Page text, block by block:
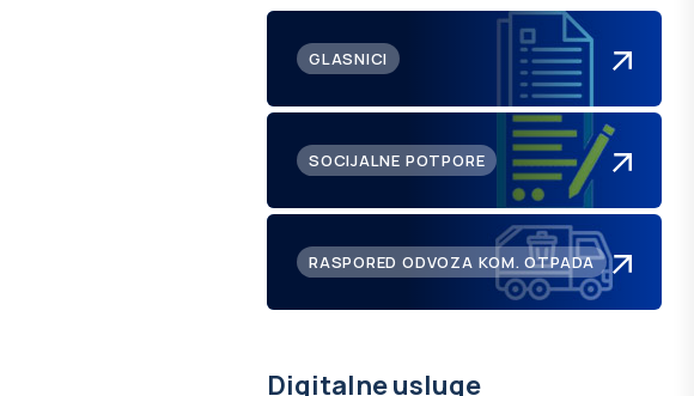
GLASNICI
SOCIJALNE POTPORE
RASPORED ODVOZA KOM. OTPADA
Digitalne usluge